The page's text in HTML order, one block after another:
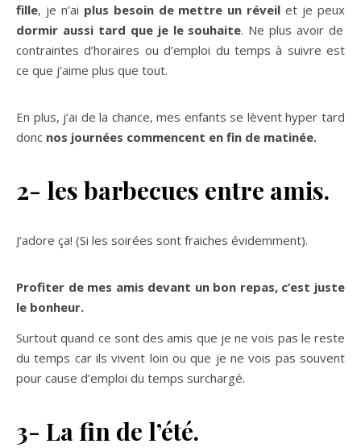
fille, je n’ai plus besoin de mettre un réveilet je peux
dormir aussi tard que je le souhaite. Ne plus avoir de
contraintes d’horaires ou d’emploi du temps à suivre est
ce que j’aime plus que tout.
En plus, j’ai de la chance, mes enfants se lèvent hyper tard
donc nos journées commencent en fin de matinée.
2- les barbecues entre amis.
J’adore ça! (Si les soirées sont fraiches évidemment).
Profiter de mes amis devant un bon repas, c’est juste
le bonheur.
Surtout quand ce sont des amis que je ne vois pas le reste
du temps car ils vivent loin ou que je ne vois pas souvent
pour cause d’emploi du temps surchargé.
3- La fin de l’été.